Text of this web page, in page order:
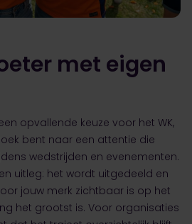
met eigen
opvallende keuze voor het WK,
bent naar een attentie die
wedstrijden en evenementen.
uitleg: het wordt uitgedeeld en
jouw merk zichtbaar is op het
het grootst is. Voor organisaties